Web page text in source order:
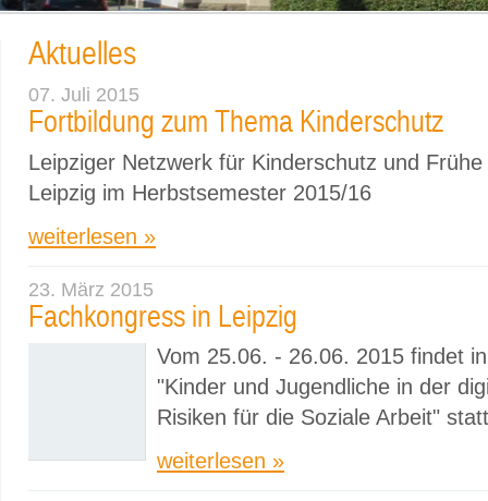
Aktuelles
07. Juli 2015
Fortbildung zum Thema Kinderschutz
Leipziger Netzwerk für Kinderschutz und
Leipzig im Herbstsemester 2015/16
weiterlesen »
23. März 2015
Fachkongress in Leipzig
Vom 25.06. - 26.06. 2015 findet
"Kinder und Jugendliche in der
Risiken für die Soziale Arbeit"
weiterlesen »